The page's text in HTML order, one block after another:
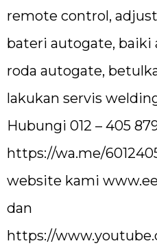
remote control,
bateri autogate, baiki
roda autogate,
lakukan servis
Hubungi 012 – 405
https://wa.me/
website kami
dan
https://